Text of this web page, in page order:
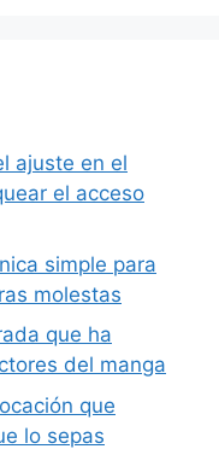
ajuste en el
el acceso
simple para
molestas
que ha
del manga
que
lo sepas